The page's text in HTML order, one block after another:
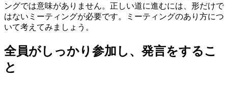
ングでは意味がありません。正しい道に進むには、形だけで
はないミーティングが必要です。ミーティングのあり方につ
いて考えてみましょう。
全員がしっかり参加し、発言をするこ
と